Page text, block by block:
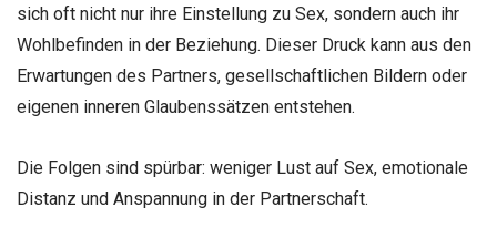
sich oft nicht nur ihre Einstellung zu Sex, sondern auch ihr
Wohlbefinden in der Beziehung. Dieser Druck kann aus den
Erwartungen des Partners, gesellschaftlichen Bildern oder
eigenen inneren Glaubenssätzen entstehen.
Die Folgen sind spürbar: weniger Lust auf Sex, emotionale
Distanz und Anspannung in der Partnerschaft.